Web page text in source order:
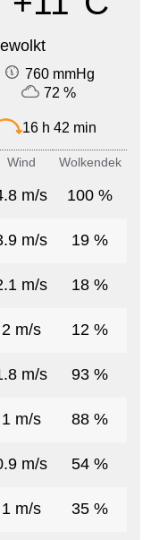
760 mmHg
72 %
16 h 42 min
Wind Wolkendek
m/s 100 %
m/s 19 %
m/s 18 %
2 m/s 12 %
m/s 93 %
1 m/s 88 %
m/s 54 %
1 m/s 35 %